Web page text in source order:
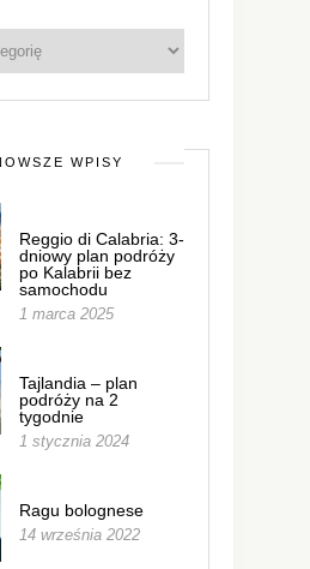
WPISY
Reggio di Calabria: 3-
dniowy plan podróży
po Kalabrii bez
samochodu
1 marca 2025
Tajlandia – plan
podróży na 2
tygodnie
1 stycznia 2024
Ragu bolognese
14 września 2022